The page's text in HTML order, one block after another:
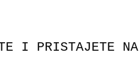
I PRISTAJETE NA